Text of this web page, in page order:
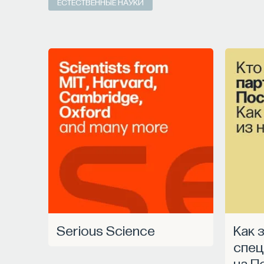
Serious Science
Как запустить
Автор курса:Михаил Полуэктов
— врач-
болезней и нейрохирургии Первого МГМУ
медицины сна университетской
3/10/2025
НАД МАТЕРИАЛОМ РАБОТАЛИ
кандидат медицинских наук, доцент